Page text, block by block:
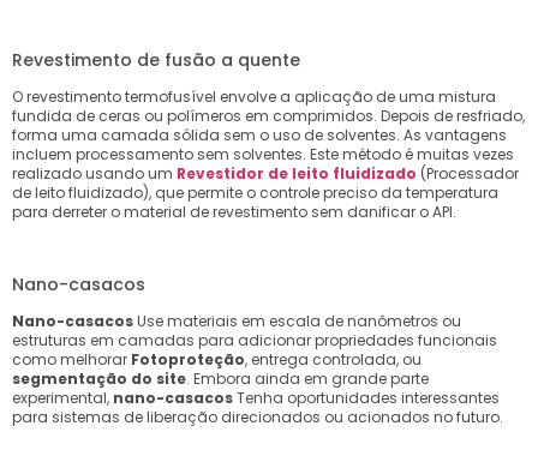
Revestimento de fusão a quente
O revestimento termofusível envolve a aplicação de uma mistura
fundida de ceras ou polímeros em comprimidos. Depois de resfriado,
forma uma camada sólida sem o uso de solventes. As vantagens
incluem processamento sem solventes. Este método é muitas vezes
realizado usando um Revestidor de leito fluidizado (Processador
de leito fluidizado), que permite o controle preciso da temperatura
para derreter o material de revestimento sem danificar o API.
Nano-casacos
Nano-casacosUse materiais em escala de nanômetros ou
estruturas em camadas para adicionar propriedades funcionais
como melhorar Fotoproteção, entrega controlada, ou
segmentação do site. Embora ainda em grande parte
experimental, nano-casacosTenha oportunidades interessantes
para sistemas de liberação direcionados ou acionados no futuro.